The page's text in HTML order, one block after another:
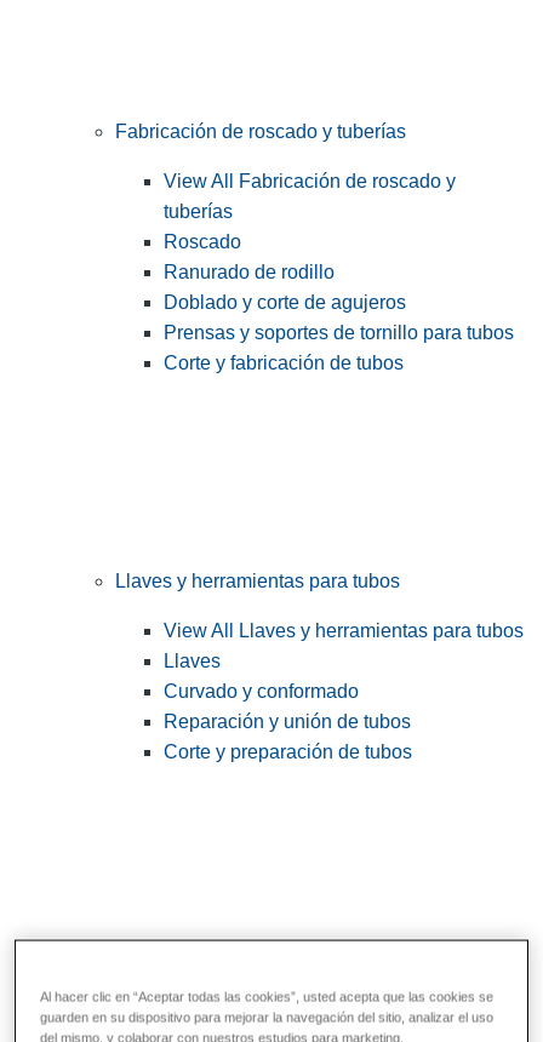
Fabricación de roscado y tuberías
View All Fabricación de roscado y
tuberías
Roscado
Ranurado de rodillo
Doblado y corte de agujeros
Prensas y soportes de tornillo para tubos
Corte y fabricación de tubos
Llaves y herramientas para tubos
View All Llaves y herramientas para tubos
Llaves
Curvado y conformado
Reparación y unión de tubos
Corte y preparación de tubos
Herramientas de servicios públicos y de
Al hacer clic en “Aceptar todas las cookies”, usted acepta que las cookies se
guarden en su dispositivo para mejorar la navegación del sitio, analizar el uso
del mismo, y colaborar con nuestros estudios para marketing.